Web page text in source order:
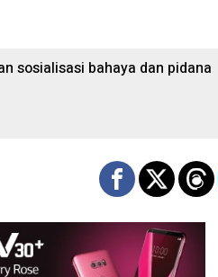
sosialisasi bahaya dan pidana